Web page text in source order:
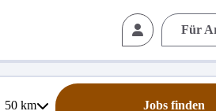
Für
50km Jobs finden